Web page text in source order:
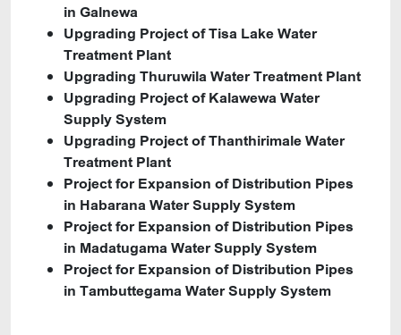
in Galnewa
Upgrading Project of Tisa Lake Water
Treatment Plant
Upgrading Thuruwila Water Treatment Plant
Upgrading Project of Kalawewa Water
Supply System
Upgrading Project of Thanthirimale Water
Treatment Plant
Project for Expansion of Distribution Pipes
in Habarana Water Supply System
Project for Expansion of Distribution Pipes
in Madatugama Water Supply System
Project for Expansion of Distribution Pipes
in Tambuttegama Water Supply System